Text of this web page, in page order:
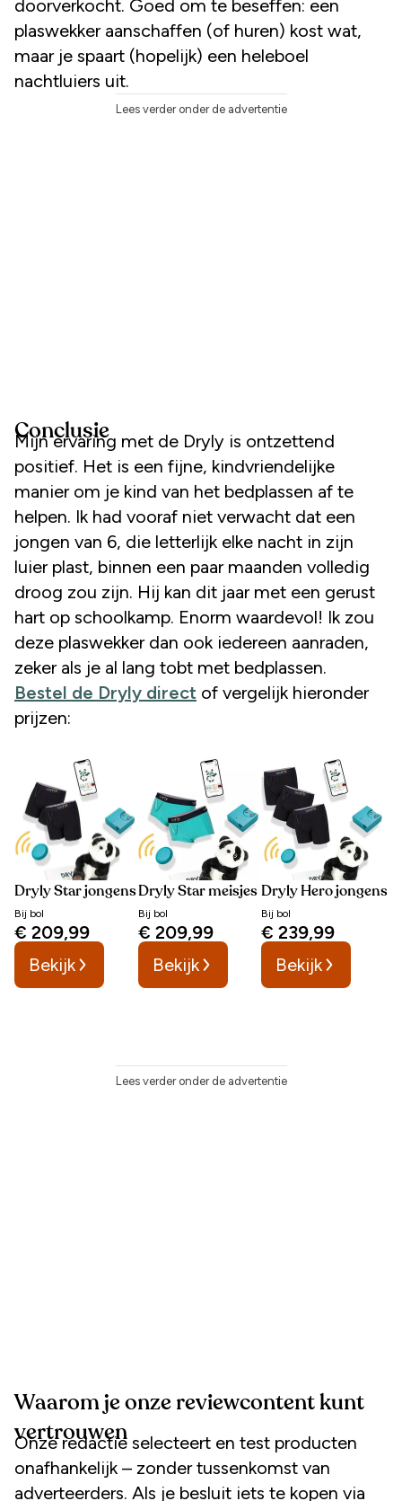
doorverkocht. Goed om te beseffen: een
plaswekker aanschaffen (of huren) kost wat,
maar je spaart (hopelijk) een heleboel
nachtluiers uit.
Lees verder onder de advertentie
Conclusie
Mijn ervaring met de Dryly is ontzettend
positief. Het is een fijne, kindvriendelijke
manier om je kind van het bedplassen af te
helpen. Ik had vooraf niet verwacht dat een
jongen van 6, die letterlijk elke nacht in zijn
luier plast, binnen een paar maanden volledig
droog zou zijn. Hij kan dit jaar met een gerust
hart op schoolkamp. Enorm waardevol! Ik zou
deze plaswekker dan ook iedereen aanraden,
zeker als je al lang tobt met bedplassen.
Bestel de Dryly direct of vergelijk hieronder
prijzen:
Dryly Star jongens
Bij bol
€ 209,99
Bekijk
Dryly Star meisjes
Bij bol
€ 209,99
Bekijk
Dryly Hero jongens
Bij bol
€ 239,99
Bekijk
Lees verder onder de advertentie
Waarom je onze reviewcontent kunt
vertrouwen
Onze redactie selecteert en test producten
onafhankelijk – zonder tussenkomst van
adverteerders. Als je besluit iets te kopen via